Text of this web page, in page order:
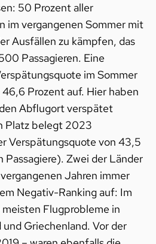
50 Prozent aller
im vergangenen Sommer mit
Ausfällen zu kämpfen, das
Passagieren. Eine
im Sommer
Prozent auf. Hier haben
Abflugort verspätet
Platz belegt 2023
Verspätungsquote von 43,5
Zwei der Länder
Jahren immer
Negativ-Ranking auf: Im
Flugprobleme in
Griechenland. Vor der